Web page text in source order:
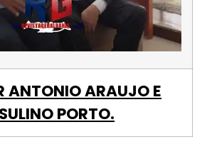
ANTONIO ARAUJO E
PORTO.